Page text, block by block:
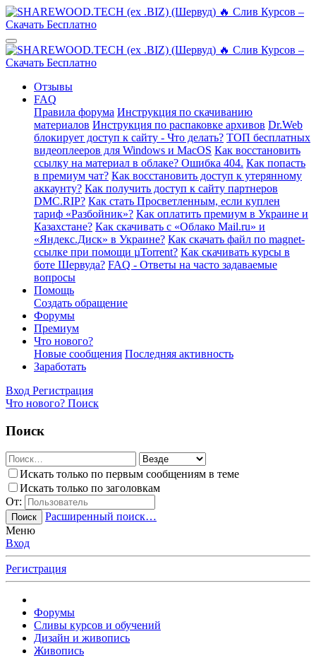
Отзывы
FAQ
Правила форума Инструкция по скачиванию
материалов Инструкция по распаковке архивов Dr.Web
блокирует доступ к сайту - Что делать? ТОП бесплатных
видеоплееров для Windows и MacOS Как восстановить
ссылку на материал в облаке? Ошибка 404. Как попасть
в премиум чат? Как восстановить доступ к утерянному
аккаунту? Как получить доступ к сайту партнеров
DMC.RIP? Как стать Просветленным, если куплен
тариф «Разбойник»? Как оплатить премиум в Украине и
Казахстане? Как скачивать с «Облако Mail.ru» и
«Яндекс.Диск» в Украине? Как скачать файл по magnet-
ссылке при помощи µTorrent? Как скачивать курсы в
боте Шервуда? FAQ - Ответы на часто задаваемые
вопросы
Помощь
Создать обращение
Форумы
Премиум
Что нового?
Новые сообщения Последняя активность
Заработать
Вход Регистрация
Что нового? Поиск
Поиск
Искать только по первым сообщениям в теме
Искать только по заголовкам
От:
Поиск
Расширенный поиск…
Меню
Вход
Регистрация
Форумы
Сливы курсов и обучений
Дизайн и живопись
Живопись